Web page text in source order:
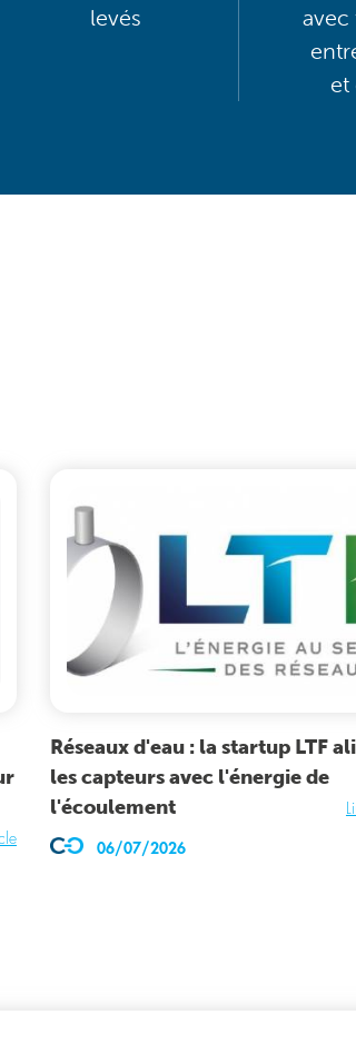
levés
avec
et
Réseaux d'eau : la startup LTF
les capteurs avec l'énergie de
l'écoulement
06/07/2026